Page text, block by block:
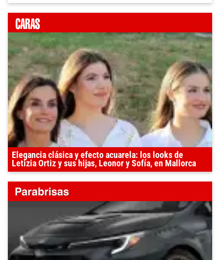
Elegancia clásica y efecto acuarela: los looks de
Letizia Ortiz y sus hijas, Leonor y Sofía, en Mallorca